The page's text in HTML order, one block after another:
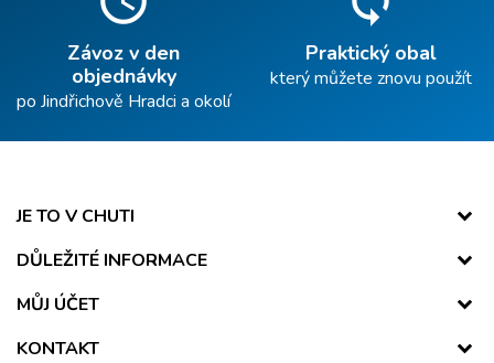
Závoz v den
objednávky
po Jindřichově Hradci a okolí
Praktický obal
který můžete znovu použít
JE TO V CHUTI
DŮLEŽITÉ INFORMACE
MŮJ ÚČET
KONTAKT